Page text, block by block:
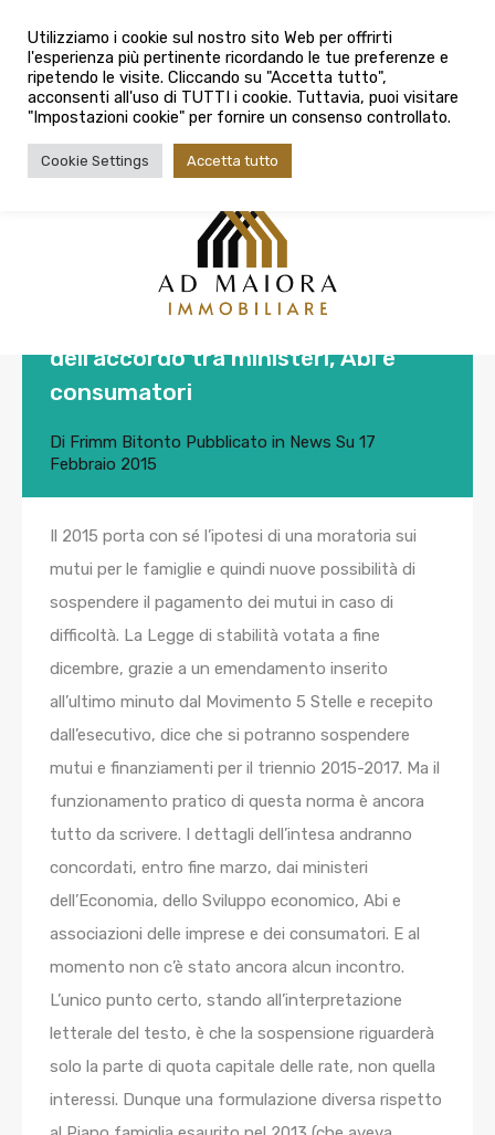
080 3759025
Moratoria sui mutui ferma in attesa
dell’accordo tra ministeri, Abi e
consumatori
Di Frimm Bitonto Pubblicato in News Su 17
Febbraio 2015
Il 2015 porta con sé l’ipotesi di una moratoria sui
mutui per le famiglie e quindi nuove possibilità di
sospendere il pagamento dei mutui in caso di
difficoltà. La Legge di stabilità votata a fine
dicembre, grazie a un emendamento inserito
all’ultimo minuto dal Movimento 5 Stelle e recepito
dall’esecutivo, dice che si potranno sospendere
mutui e finanziamenti per il triennio 2015-2017. Ma il
funzionamento pratico di questa norma è ancora
tutto da scrivere. I dettagli dell’intesa andranno
concordati, entro fine marzo, dai ministeri
dell’Economia, dello Sviluppo economico, Abi e
associazioni delle imprese e dei consumatori. E al
momento non c’è stato ancora alcun incontro.
L’unico punto certo, stando all’interpretazione
letterale del testo, è che la sospensione riguarderà
solo la parte di quota capitale delle rate, non quella
interessi. Dunque una formulazione diversa rispetto
Utilizziamo i cookie sul nostro sito Web per offrirti
l'esperienza più pertinente ricordando le tue preferenze e
ripetendo le visite. Cliccando su "Accetta tutto",
acconsenti all'uso di TUTTI i cookie. Tuttavia, puoi visitare
"Impostazioni cookie" per fornire un consenso controllato.
Cookie Settings Accetta tutto